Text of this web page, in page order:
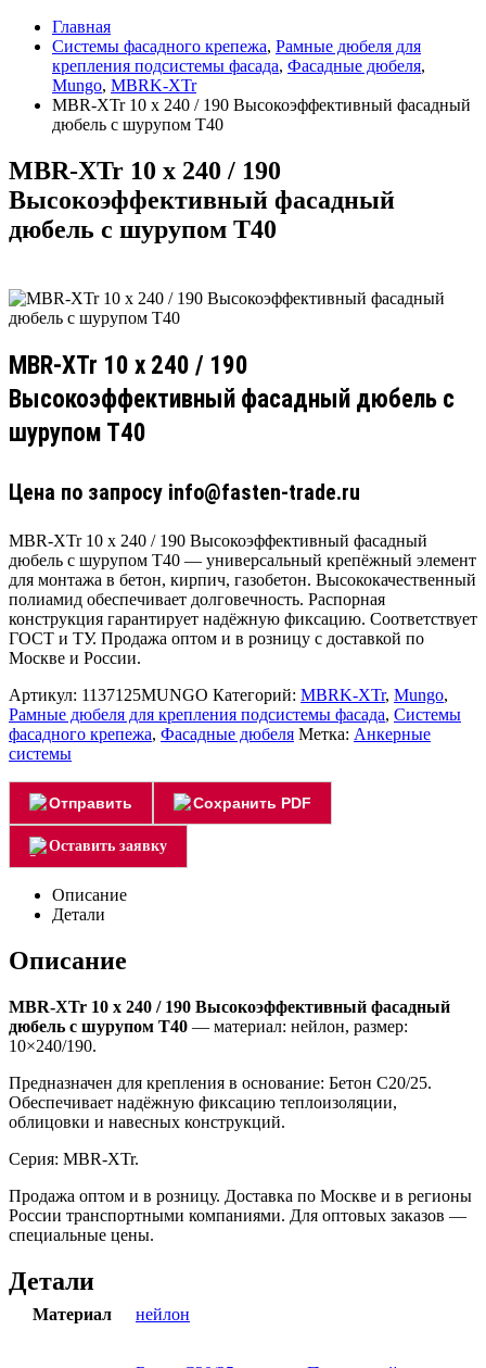
Главная
Системы фасадного крепежа, Рамные дюбеля для
крепления подсистемы фасада, Фасадные дюбеля,
Mungo, MBRK-XTr
MBR-XTr 10 x 240 / 190 Высокоэффективный фасадный
дюбель с шурупом Т40
MBR-XTr 10 x 240 / 190
Высокоэффективный фасадный
дюбель с шурупом Т40
MBR-XTr 10 x 240 / 190
Высокоэффективный фасадный дюбель с
шурупом Т40
Цена по запросу info@fasten-trade.ru
MBR-XTr 10 x 240 / 190 Высокоэффективный фасадный
дюбель с шурупом Т40 — универсальный крепёжный элемент
для монтажа в бетон, кирпич, газобетон. Высококачественный
полиамид обеспечивает долговечность. Распорная
конструкция гарантирует надёжную фиксацию. Соответствует
ГОСТ и ТУ. Продажа оптом и в розницу с доставкой по
Москве и России.
Артикул: 1137125MUNGO Категорий: MBRK-XTr, Mungo,
Рамные дюбеля для крепления подсистемы фасада, Системы
фасадного крепежа, Фасадные дюбеля Метка: Анкерные
системы
Отправить Сохранить PDF
Оставить заявку
Описание
Детали
Описание
MBR-XTr 10 x 240 / 190 Высокоэффективный фасадный
дюбель с шурупом Т40 — материал: нейлон, размер:
10×240/190.
Предназначен для крепления в основание: Бетон С20/25.
Обеспечивает надёжную фиксацию теплоизоляции,
облицовки и навесных конструкций.
Серия: MBR-XTr.
Продажа оптом и в розницу. Доставка по Москве и в регионы
России транспортными компаниями. Для оптовых заказов —
специальные цены.
Детали
Материал нейлон